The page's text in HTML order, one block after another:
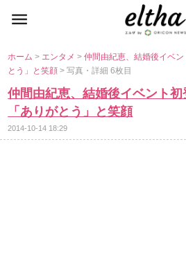
ホーム> エンタメ>仲間由紀恵、結婚後イベ
とう」と笑顔> 写真・詳細 6枚目
仲間由紀恵、結婚後イベント
「ありがとう」と笑顔
2014-10-14 18:29